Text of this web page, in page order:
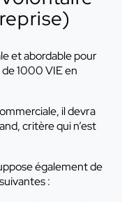
et abordable pour
de 1000 VIE en
il devra
critère qui n’est
également de
: